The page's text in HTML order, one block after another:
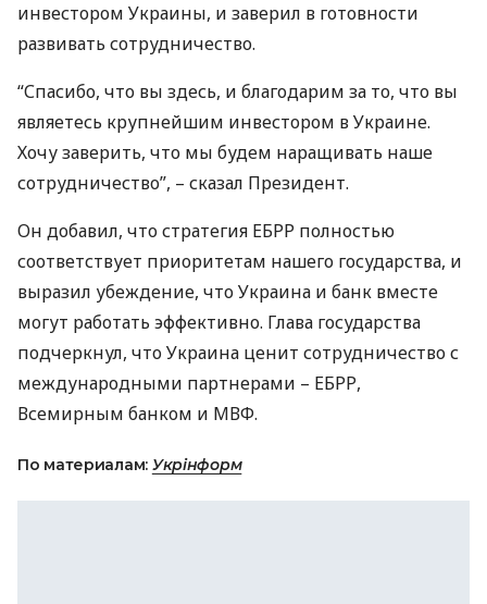
инвестором Украины, и заверил в готовности
развивать сотрудничество.
“Спасибо, что вы здесь, и благодарим за то, что вы
являетесь крупнейшим инвестором в Украине.
Хочу заверить, что мы будем наращивать наше
сотрудничество”, – сказал Президент.
Он добавил, что стратегия ЕБРР полностью
соответствует приоритетам нашего государства, и
выразил убеждение, что Украина и банк вместе
могут работать эффективно. Глава государства
подчеркнул, что Украина ценит сотрудничество с
международными партнерами – ЕБРР,
Всемирным банком и МВФ.
По материалам: Укрінформ